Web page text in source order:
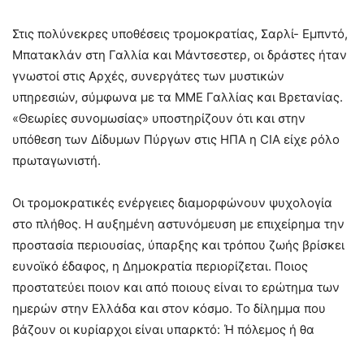
Στις πολύνεκρες υποθέσεις τρομοκρατίας, Σαρλί- Εμπντό,
Μπατακλάν στη Γαλλία και Μάντσεστερ, οι δράστες ήταν
γνωστοί στις Αρχές, συνεργάτες των μυστικών
υπηρεσιών, σύμφωνα με τα ΜΜΕ Γαλλίας και Βρετανίας.
«Θεωρίες συνομωσίας» υποστηρίζουν ότι και στην
υπόθεση των Δίδυμων Πύργων στις ΗΠΑ η CIA είχε ρόλο
πρωταγωνιστή.
Οι τρομοκρατικές ενέργειες διαμορφώνουν ψυχολογία
στο πλήθος. Η αυξημένη αστυνόμευση με επιχείρημα την
προστασία περιουσίας, ύπαρξης και τρόπου ζωής βρίσκει
ευνοϊκό έδαφος, η Δημοκρατία περιορίζεται. Ποιος
προστατεύει ποιον και από ποιους είναι το ερώτημα των
ημερών στην Ελλάδα και στον κόσμο. Το δίλημμα που
βάζουν οι κυρίαρχοι είναι υπαρκτό: Ή πόλεμος ή θα